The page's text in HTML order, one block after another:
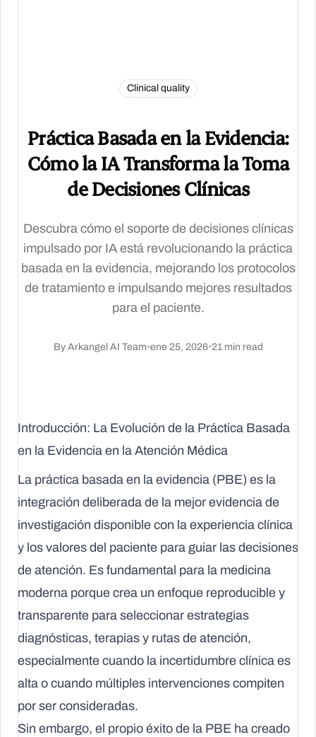
Clinical quality
Práctica Basada en la Evidencia:
Cómo la IA Transforma la Toma
de Decisiones Clínicas
Descubra cómo el soporte de decisiones clínicas
impulsado por IA está revolucionando la práctica
basada en la evidencia, mejorando los protocolos
de tratamiento e impulsando mejores resultados
para el paciente.
By Arkangel AI Team•ene 25, 2026•21 min read
Introducción: La Evolución de la Práctica Basada
en la Evidencia en la Atención Médica
La práctica basada en la evidencia (PBE) es la
integración deliberada de la mejor evidencia de
investigación disponible con la experiencia clínica
y los valores del paciente para guiar las decisiones
de atención. Es fundamental para la medicina
moderna porque crea un enfoque reproducible y
transparente para seleccionar estrategias
diagnósticas, terapias y rutas de atención,
especialmente cuando la incertidumbre clínica es
alta o cuando múltiples intervenciones compiten
por ser consideradas.
Sin embargo, el propio éxito de la PBE ha creado